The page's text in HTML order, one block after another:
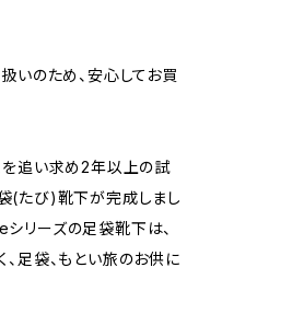
いのため、安心してお買
を追い求め2年以上の試
(たび)靴下が完成しまし
リーズの足袋靴下は、
足袋、もとい旅のお供に